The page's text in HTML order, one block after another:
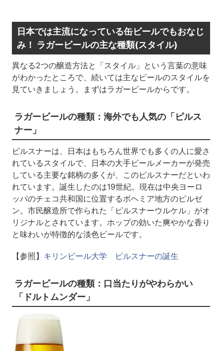
日本では主流になっている缶ビールでもおなじ
み！ ラガービールの主な種類(スタイル)
異なる2つの醸造方法と「スタイル」という言葉の意味
がわかったところで、続いては主なビールのスタイルを
見ていきましょう。まずはラガービールからです。
ラガービールの種類：海外でも人気の「ピルス
ナー」
ピルスナーは、日本はもちろん世界でも多くの人に愛さ
れているスタイルで、日本の大手ビールメーカーが発売
している主要な銘柄の多くが、このピルスナーだといわ
れています。誕生したのは19世紀。現在は中央ヨーロ
ッパのチェコ共和国に位置するボヘミア地方のピルゼ
ン。市民醸造所で作られた「ピルスナーウルケル」がオ
リジナルとされています。ホップの効いた爽やかな香り
と味わいが特徴的な淡色ビールです。
【参照】 キリンビール大学 ピルスナーの誕生
ラガービールの種類：口当たりがやわらかい
「ドルトムンダー」